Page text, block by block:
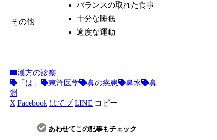
その他
バランスの取れた食事
十分な睡眠
適度な運動
漢方の診察
「は」
東洋医学 鼻の疾患 鼻水
鼻
淵
X Facebook はてブ LINE コピー
あわせてこの記事もチェック